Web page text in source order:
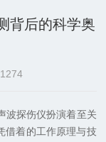
背后的科学奥
探伤仪扮演着至关
借着的工作原理与技